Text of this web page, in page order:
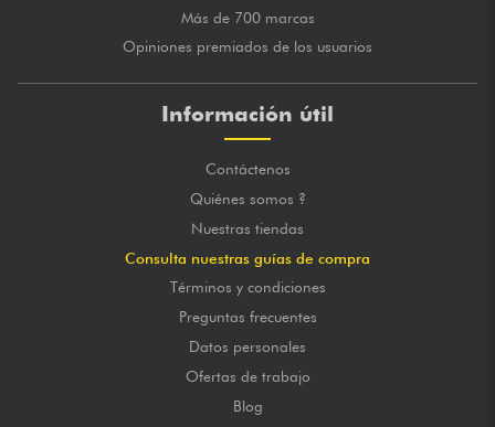
Más de 700 marcas
Opiniones premiados de los usuarios
Información útil
Contáctenos
Quiénes somos ?
Nuestras tiendas
Consulta nuestras guías de compra
Términos y condiciones
Preguntas frecuentes
Datos personales
Ofertas de trabajo
Blog